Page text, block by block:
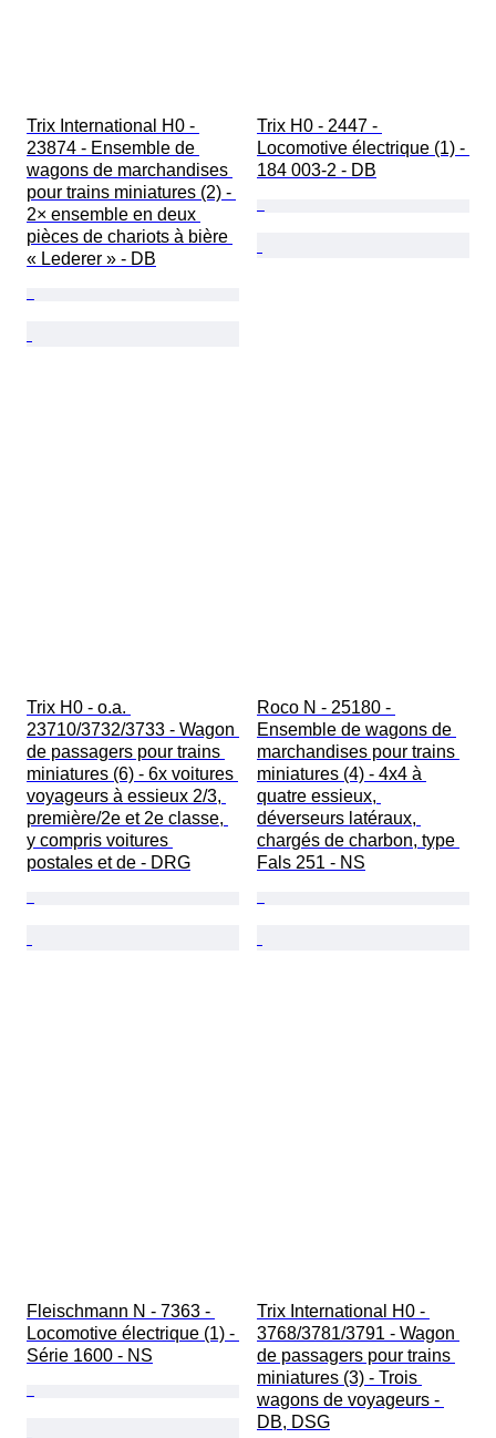
Trix International H0 -
23874 - Ensemble de
wagons de marchandises
pour trains miniatures (2) -
2× ensemble en deux
pièces de chariots à bière
« Lederer » - DB
Trix H0 - 2447 -
Locomotive électrique (1) -
184 003-2 - DB
Trix H0 - o.a.
23710/3732/3733 - Wagon
de passagers pour trains
miniatures (6) - 6x voitures
voyageurs à essieux 2/3,
première/2e et 2e classe,
y compris voitures
postales et de - DRG
Roco N - 25180 -
Ensemble de wagons de
marchandises pour trains
miniatures (4) - 4x4 à
quatre essieux,
déverseurs latéraux,
chargés de charbon, type
Fals 251 - NS
Fleischmann N - 7363 -
Locomotive électrique (1) -
Série 1600 - NS
Trix International H0 -
3768/3781/3791 - Wagon
de passagers pour trains
miniatures (3) - Trois
wagons de voyageurs -
DB, DSG